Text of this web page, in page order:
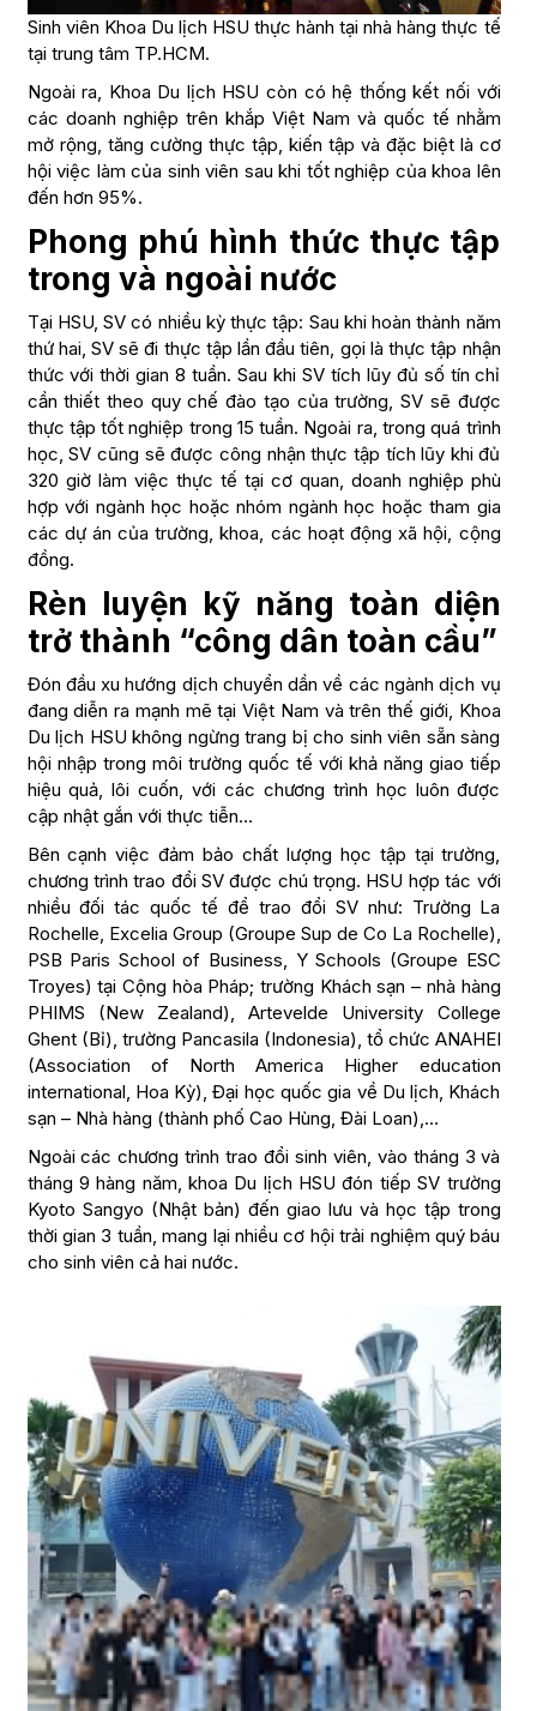
Sinh viên Khoa Du lịch HSU thực hành tại nhà hàng thực tế
tại trung tâm TP.HCM.
Ngoài ra, Khoa Du lịch HSU còn có hệ thống kết nối với
các doanh nghiệp trên khắp Việt Nam và quốc tế nhằm
mở rộng, tăng cường thực tập, kiến tập và đặc biệt là cơ
hội việc làm của sinh viên sau khi tốt nghiệp của khoa lên
đến hơn 95%.
Phong phú hình thức thực tập
trong và ngoài nước
Tại HSU, SV có nhiều kỳ thực tập: Sau khi hoàn thành năm
thứ hai, SV sẽ đi thực tập lần đầu tiên, gọi là thực tập nhận
thức với thời gian 8 tuần. Sau khi SV tích lũy đủ số tín chỉ
cần thiết theo quy chế đào tạo của trường, SV sẽ được
thực tập tốt nghiệp trong 15 tuần. Ngoài ra, trong quá trình
học, SV cũng sẽ được công nhận thực tập tích lũy khi đủ
320 giờ làm việc thực tế tại cơ quan, doanh nghiệp phù
hợp với ngành học hoặc nhóm ngành học hoặc tham gia
các dự án của trường, khoa, các hoạt động xã hội, cộng
đồng.
Rèn luyện kỹ năng toàn diện
trở thành “công dân toàn cầu”
Đón đầu xu hướng dịch chuyển dần về các ngành dịch vụ
đang diễn ra mạnh mẽ tại Việt Nam và trên thế giới, Khoa
Du lịch HSU không ngừng trang bị cho sinh viên sẵn sàng
hội nhập trong môi trường quốc tế với khả năng giao tiếp
hiệu quả, lôi cuốn, với các chương trình học luôn được
cập nhật gắn với thực tiễn…
Bên cạnh việc đảm bảo chất lượng học tập tại trường,
chương trình trao đổi SV được chú trọng. HSU hợp tác với
nhiều đối tác quốc tế để trao đổi SV như: Trường La
Rochelle, Excelia Group (Groupe Sup de Co La Rochelle),
PSB Paris School of Business, Y Schools (Groupe ESC
Troyes) tại Cộng hòa Pháp; trường Khách sạn – nhà hàng
PHIMS (New Zealand), Artevelde University College
Ghent (Bỉ), trường Pancasila (Indonesia), tổ chức ANAHEI
(Association of North America Higher education
international, Hoa Kỳ), Đại học quốc gia về Du lịch, Khách
sạn – Nhà hàng (thành phố Cao Hùng, Đài Loan),…
Ngoài các chương trình trao đổi sinh viên, vào tháng 3 và
tháng 9 hàng năm, khoa Du lịch HSU đón tiếp SV trường
Kyoto Sangyo (Nhật bản) đến giao lưu và học tập trong
thời gian 3 tuần, mang lại nhiều cơ hội trải nghiệm quý báu
cho sinh viên cả hai nước.